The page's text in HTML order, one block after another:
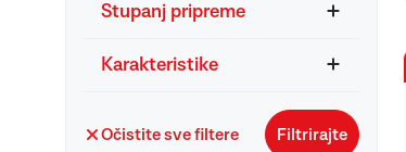
Stupanj pripreme
Karakteristike
Očistite sve filtere Filtrirajte